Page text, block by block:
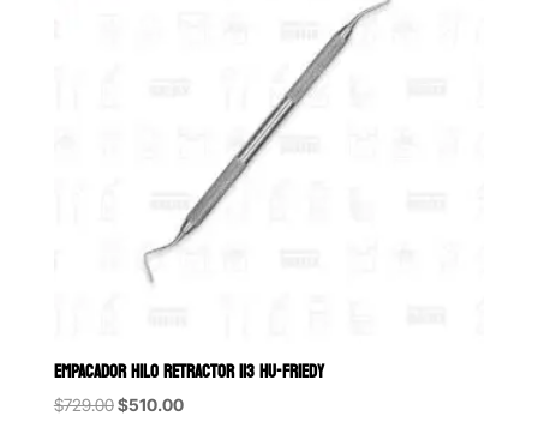
EMPACADOR HILO RETRACTOR 113 HU-FRIEDY
$729.00Original
$510.00Current